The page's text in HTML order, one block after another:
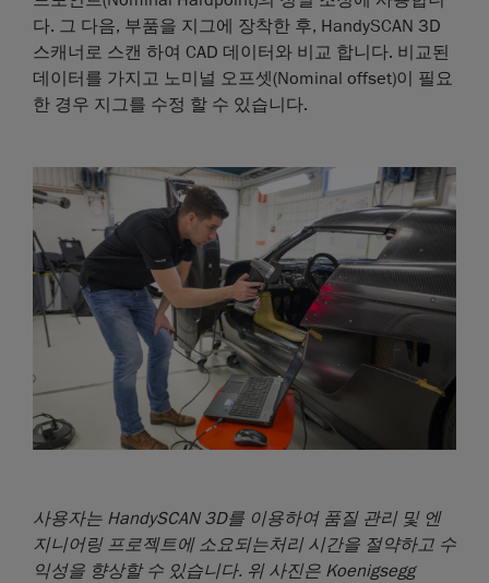
다. 그 다음, 부품을 지그에 장착한 후, HandySCAN 3D
스캐너로 스캔 하여 CAD 데이터와 비교 합니다. 비교된
데이터를 가지고 노미널 오프셋(Nominal offset)이 필요
한 경우 지그를 수정 할 수 있습니다.
사용자는 HandySCAN 3D를 이용하여 품질 관리 및 엔
지니어링 프로젝트에 소요되는처리 시간을 절약하고 수
익성을 향상할 수 있습니다. 위 사진은 Koenigsegg